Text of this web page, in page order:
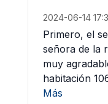
2024-06-14
Primero, el
señora de la
muy
habitación
Más